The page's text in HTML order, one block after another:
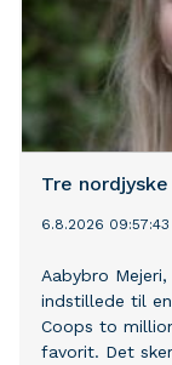
Tre
6.8.2026 09:57:43
Aabybro
indstillede til
Coops to
favorit. Det